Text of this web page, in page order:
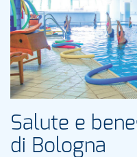
Salute e
di Bologna